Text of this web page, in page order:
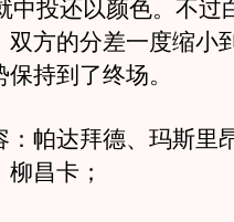
中投还以颜色。不过
方的分差一度缩小
持到了终场。
帕达拜德、玛斯里
昌卡；